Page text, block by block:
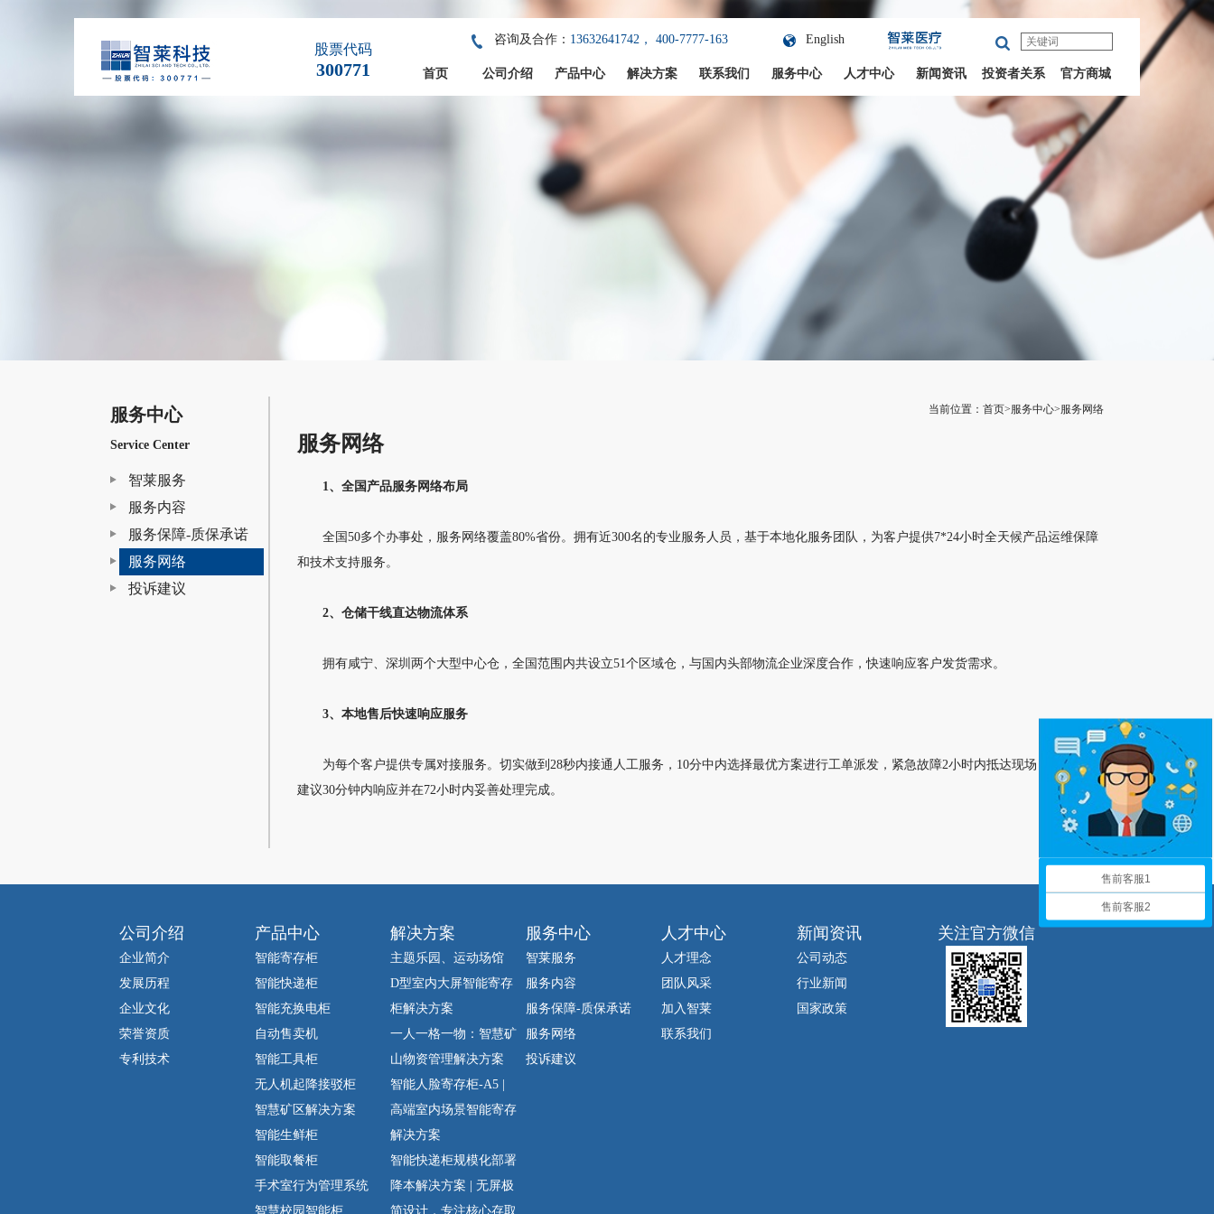
股票代码
300771
咨询及合作： 13632641742， 400-7777-163 English
首页 公司介绍 产品中心 解决方案 联系我们 服务中心 人才中心 新闻资讯 投资者关系 官方商城
服务中心
Service Center
智莱服务
服务内容
服务保障-质保承诺
服务网络
投诉建议
当前位置：首页>服务中心>服务网络
服务网络
1、全国产品服务网络布局
全国50多个办事处，服务网络覆盖80%省份。拥有近300名的专业服务人员，基于本地化服务团队，为客户提供7*24小时全天候产品运维保障
和技术支持服务。
2、仓储干线直达物流体系
拥有咸宁、深圳两个大型中心仓，全国范围内共设立51个区域仓，与国内头部物流企业深度合作，快速响应客户发货需求。
3、本地售后快速响应服务
为每个客户提供专属对接服务。切实做到28秒内接通人工服务，10分中内选择最优方案进行工单派发，紧急故障2小时内抵达现场，针对投诉
建议30分钟内响应并在72小时内妥善处理完成。
公司介绍
企业简介
发展历程
企业文化
荣誉资质
专利技术
产品中心
智能寄存柜
智能快递柜
智能充换电柜
自动售卖机
智能工具柜
无人机起降接驳柜
智慧矿区解决方案
智能生鲜柜
智能取餐柜
手术室行为管理系统
智慧校园智能柜
解决方案
主题乐园、运动场馆
D型室内大屏智能寄存
柜解决方案
一人一格一物：智慧矿
山物资管理解决方案
智能人脸寄存柜-A5 |
高端室内场景智能寄存
解决方案
智能快递柜规模化部署
降本解决方案 | 无屏极
简设计，专注核心存取
服务中心
智莱服务
服务内容
服务保障-质保承诺
服务网络
投诉建议
人才中心
人才理念
团队风采
加入智莱
联系我们
新闻资讯
公司动态
行业新闻
国家政策
关注官方微信
售前客服1
售前客服2